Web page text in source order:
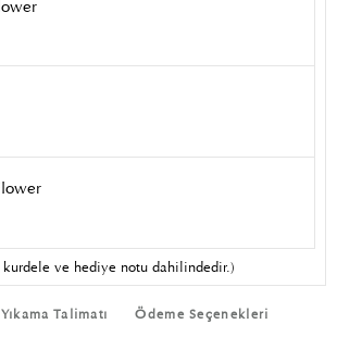
ve hediye notu dahilindedir.)
Yıkama Talimatı Ödeme Seçenekleri